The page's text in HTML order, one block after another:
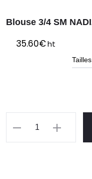
Blouse 3/4 SM
35.60€ht
Tailles